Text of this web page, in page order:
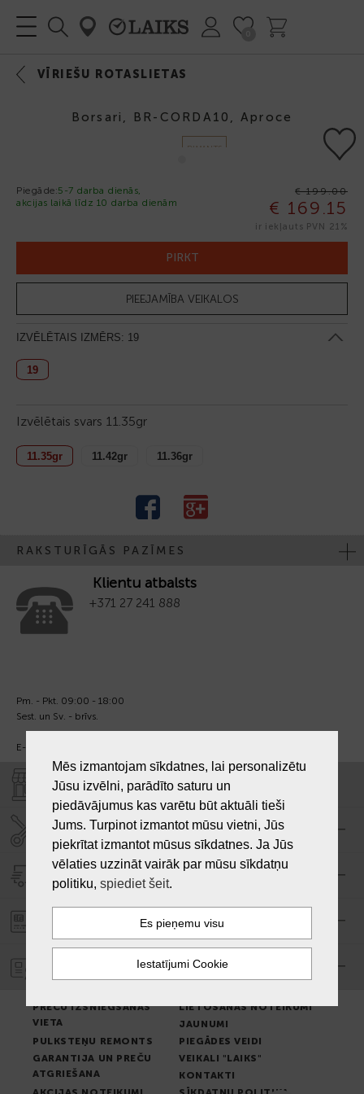
VĪRIEŠU ROTASLIETAS
Borsari, BR-CORDA10, Aproce
DIMANTS
Piegāde:5-7 darba dienās,
akcijas laikā līdz 10 darba dienām
€ 199.00
€ 169.15
ir iekļauts PVN 21%
PIRKT
PIEEJAMĪBA VEIKALOS
IZVĒLĒTAIS IZMĒRS: 19
19
Izvēlētais svars 11.35gr
11.35gr 11.42gr 11.36gr
RAKSTURĪGĀS PAZĪMES
Klientu atbalsts
+371 27 241 888
Pm. - Pkt. 09:00 - 18:00
Sest. un Sv. - brīvs.
E-pasts:
VEIKALI "LAIKS"
SERVISA CENTRS "LAIKS"
PIEGĀDE
PASŪTĪJUMA APMAKSA
GARANTIJA
PREČU IZSNIEGŠANAS
VIETA
LIETOŠANAS NOTEIKUMI
JAUNUMI
PULKSTEŅU REMONTS
PIEGĀDES VEIDI
GARANTIJA UN PREČU
ATGRIEŠANA
VEIKALI "LAIKS"
KONTAKTI
Mēs izmantojam sīkdatnes, lai personalizētu
Jūsu izvēlni, parādīto saturu un
piedāvājumus kas varētu būt aktuāli tieši
Jums. Turpinot izmantot mūsu vietni, Jūs
piekrītat izmantot mūsus sīkdatnes. Ja Jūs
vēlaties uzzināt vairāk par mūsu sīkdatņu
politiku, spiediet šeit.